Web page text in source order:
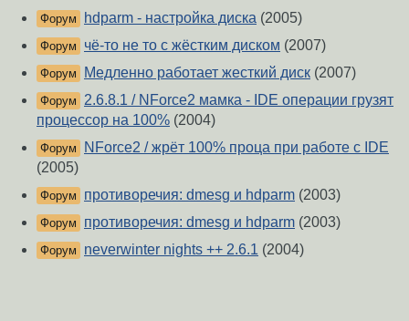
Форум hdparm - настройка диска (2005)
Форум чё-то не то с жёстким диском (2007)
Форум Медленно работает жесткий диск (2007)
Форум
2.6.8.1 / NForce2 мамка - IDE операции грузят
процессор на 100% (2004)
Форум
NForce2 / жрёт 100% проца при работе с IDE
(2005)
Форум противоречия: dmesg и hdparm (2003)
Форум противоречия: dmesg и hdparm (2003)
Форум neverwinter nights ++ 2.6.1 (2004)